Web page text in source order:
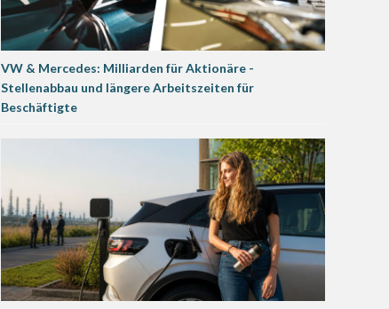
VW & Mercedes: Milliarden für Aktionäre -
Stellenabbau und längere Arbeitszeiten für
Beschäftigte